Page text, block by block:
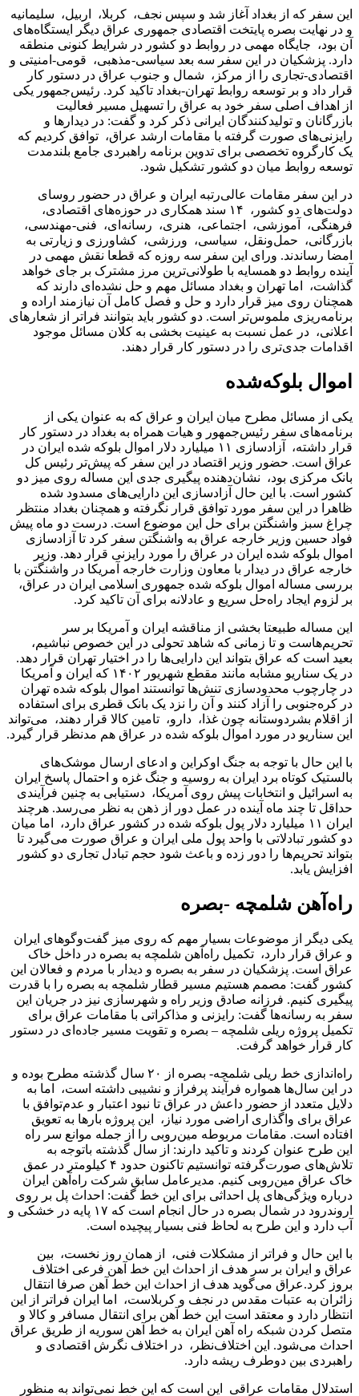
این سفر که از بغداد آغاز شد و سپس نجف، کربلا، اربیل، سلیمانیه
و در نهایت بصره پایتخت اقتصادی جمهوری عراق دیگر ایستگاه‌های
آن بود، جایگاه مهمی در روابط دو کشور در شرایط کنونی منطقه
دارد. پزشکیان در این سفر سه بعد سیاسی-مذهبی، قومی-امنیتی و
اقتصادی-تجاری را از مرکز، شمال و جنوب عراق در دستور کار
قرار داد و بر توسعه روابط تهران-بغداد تاکید کرد. رئیس‌جمهور یکی
از اهداف اصلی سفر خود به عراق را تسهیل مسیر فعالیت
بازرگانان و تولیدکنندگان ایرانی ذکر کرد و گفت: در دیدارها و
رایزنی‌‌‌‌های صورت گرفته با مقامات ارشد عراق، توافق کردیم که
یک کارگروه تخصصی برای تدوین برنامه راهبردی جامع بلندمدت
توسعه روابط میان دو کشور تشکیل شود.
در این سفر مقامات عالی‌‌‌‌رتبه ایران و عراق در حضور روسای
دولت‌‌‌‌های دو کشور، ۱۴ سند همکاری در حوزه‌‌‌‌های اقتصادی،
فرهنگی، آموزشی، اجتماعی، هنری، رسانه‌‌‌‌ای، فنی-مهندسی،
بازرگانی، حمل‌ونقل، سیاسی، ورزشی، کشاورزی و زیارتی به
امضا رساندند. ورای این سفر سه روزه که قطعا نقش مهمی در
آینده روابط دو همسایه با طولانی‌ترین مرز مشترک بر جای خواهد
گذاشت، اما تهران و بغداد مسائل مهم و حل نشده‌ای دارند که
همچنان روی میز قرار دارد و حل و فصل کامل آن نیازمند اراده و
برنامه‌ریزی ملموس‌تر است. دو کشور باید بتوانند فراتر از شعارهای
اعلانی، در عمل نسبت به عینیت بخشی به کلان مسائل موجود
اقدامات جدی‌تری را در دستور کار قرار دهند.
اموال بلوکه‌شده
یکی از مسائل مطرح میان ایران و عراق که به عنوان یکی از
برنامه‌های سفر رئیس‌جمهور و هیات همراه به بغداد در دستور کار
قرار داشته، آزادسازی ۱۱ میلیارد دلار اموال بلوکه شده ایران در
عراق است. حضور وزیر اقتصاد در این سفر که پیش‌تر رئیس کل
بانک مرکزی بود، نشان‌دهنده پیگیری جدی این مساله روی میز دو
کشور است. با این حال آزادسازی این دارایی‌های مسدود شده
ظاهرا در این سفر مورد توافق قرار نگرفته و همچنان بغداد منتظر
چراغ سبز واشنگتن برای حل این موضوع است. درست دو ماه پیش
فواد حسین وزیر خارجه عراق به واشنگتن سفر کرد تا آزادسازی
اموال بلوکه شده ایران در عراق را مورد رایزنی قرار دهد. وزیر
خارجه عراق در دیدار با معاون وزارت خارجه آمریکا در واشنگتن با
بررسی مساله اموال بلوکه شده جمهوری اسلامی ایران در عراق،
بر لزوم ایجاد راه‌حل سریع و عادلانه برای آن تاکید کرد.
این مساله طبیعتا بخشی از مناقشه ایران و آمریکا بر سر
تحریم‌هاست و تا زمانی که شاهد تحولی در این خصوص نباشیم،
بعید است که عراق بتواند این دارایی‌ها را در اختیار تهران قرار دهد.
در یک سناریو مشابه مانند مقطع شهریور ۱۴۰۲ که ایران و آمریکا
در چارچوب محدودسازی تنش‌ها توانستند اموال بلوکه شده تهران
در کره‌جنوبی را آزاد کنند و آن را نزد یک بانک قطری برای استفاده
از اقلام بشردوستانه چون غذا، دارو، تامین کالا قرار دهند، می‌تواند
این سناریو در مورد اموال بلوکه شده در عراق هم مدنظر قرار گیرد.
با این حال با توجه به جنگ اوکراین و ادعای ارسال موشک‌های
بالستیک کوتاه برد ایران به روسیه و جنگ غزه و احتمال پاسخ ایران
به اسرائیل و انتخابات پیش روی آمریکا، دستیابی به چنین فرآیندی
حداقل تا چند ماه آینده در عمل دور از ذهن به نظر می‌رسد. هرچند
ایران ۱۱ میلیارد دلار پول بلوکه شده در کشور عراق دارد، اما میان
دو کشور تبادلاتی با واحد پول ملی ایران و عراق صورت می‌‌‌‌گیرد تا
بتواند تحریم‌‌‌‌ها را دور زده و باعث ‌‌‌‌شود حجم تبادل تجاری دو کشور
افزایش یابد.
راه‌آهن شلمچه -بصره
یکی دیگر از موضوعات بسیار مهم که روی میز گفت‌وگوهای ایران
و عراق قرار دارد، تکمیل راه‌آهن شلمچه به بصره در داخل خاک
عراق است. پزشکیان در سفر به بصره و دیدار با مردم و فعالان این
کشور گفت: مصمم هستیم مسیر قطار شلمچه به بصره را با قدرت
پیگیری کنیم. فرزانه صادق وزیر راه و شهرسازی نیز در جریان این
سفر به رسانه‌ها گفت: رایزنی و مذاکراتی با مقامات عراق برای
تکمیل پروژه ریلی شلمچه – بصره و تقویت مسیر جاده‌‌‌‌ای در دستور
کار قرار خواهد گرفت.
راه‌اندازی خط ریلی شلمچه- بصره از ۲۰ سال گذشته مطرح بوده و
در این سال‌ها همواره فرآیند پرفراز و نشیبی داشته است، اما به
دلایل متعدد از حضور داعش در عراق تا نبود اعتبار و عدم‌توافق با
عراق برای واگذاری اراضی مورد نیاز، این پروژه بارها به تعویق
افتاده است. مقامات مربوطه مین‌‌‌‌روبی را از جمله موانع سر راه
این طرح عنوان کردند و تاکید دارند: از سال گذشته باتوجه ‌‌‌‌به
تلاش‌‌‌‌های صورت‌‌‌‌گرفته توانستیم تاکنون حدود ۴ کیلومتر در عمق
خاک عراق مین‌‌‌‌روبی کنیم. مدیرعامل سابق شرکت راه‌‌‌‌آهن ایران
درباره ویژگی‌‌‌‌های پل احداثی برای این خط گفت: احداث پل بر روی
اروندرود در شمال بصره در حال انجام است که ۱۷ پایه در خشکی و
آب دارد و این طرح به لحاظ فنی بسیار پیچیده است.
با این حال و فراتر از مشکلات فنی، از همان روز نخست، بین
عراق و ایران بر سر هدف از احداث این خط آهن فرعی اختلاف
بروز کرد.عراق می‌گوید هدف از احداث این خط آهن صرفا انتقال
زائران به عتبات مقدس در نجف و کربلاست، اما ایران فراتر از این
انتظار دارد و معتقد است این خط آهن برای انتقال مسافر و کالا و
متصل کردن شبکه راه آهن ایران به خط آهن سوریه از طریق عراق
احداث می‌شود. این اختلاف‌نظر، در اختلاف نگرش اقتصادی و
راهبردی بین دوطرف ریشه دارد.
استدلال مقامات عراقی این است که این خط نمی‌تواند به منظور